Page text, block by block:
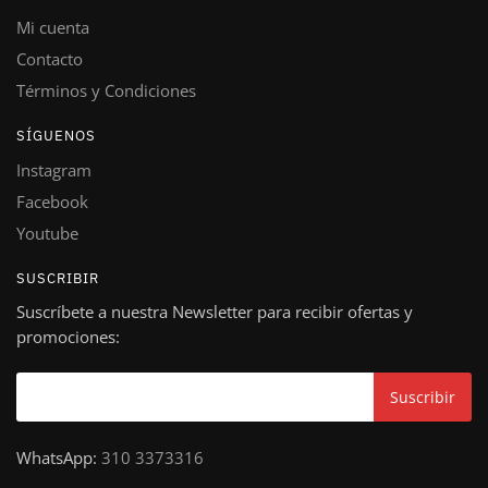
Mi cuenta
Contacto
Términos y Condiciones
SÍGUENOS
Instagram
Facebook
Youtube
SUSCRIBIR
Suscríbete a nuestra Newsletter para recibir ofertas y
promociones:
WhatsApp: 310 3373316